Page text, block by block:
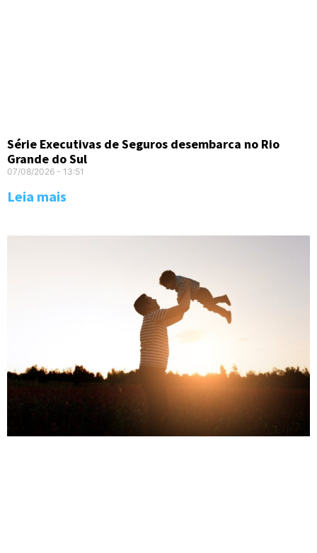
Série Executivas de Seguros desembarca no Rio
Grande do Sul
07/08/2026 13:51
Leia mais